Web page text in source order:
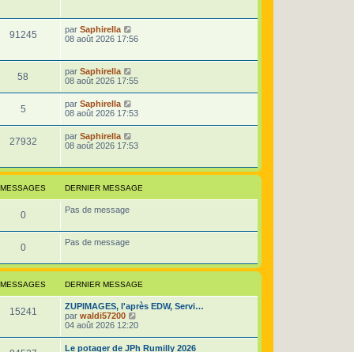
e
r
e
s
s
a
g
e
91245V
s
D
e
e
r
m
e
s
s
a
g
e
par Saphirella
08 août 2026 17:56
58
u
s
D
e
i
e
r
m
e
s
a
g
e
par Saphirella
08 août 2026 17:55
5V
u
s
D
e
i
e
m
s
s
a
par Saphirella
08 août 2026 17:53
27932V
s
D
e
i
r
m
e
s
a
par Saphirella
08 août 2026 17:53
MESSAGES DERNIER MESSAGE
0M
e
a
g
e
Pas de message
0M
e
s
s
g
Pas de message
MESSAGES DERNIER MESSAGE
15241
D
e
r
i
ZUPIMAGES, l'après EDW, Servi…
par waldi57200
o
r
04 août 2026 12:20
DLe potager de JPh Rumilly 2026